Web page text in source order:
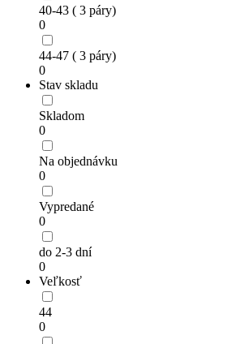
40-43 ( 3 páry)
0
44-47 ( 3 páry)
0
Stav skladu
Skladom
0
Na objednávku
0
Vypredané
0
do 2-3 dní
0
Veľkosť
44
0